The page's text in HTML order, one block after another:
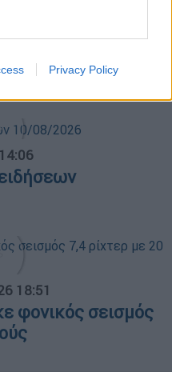
Privacy Policy
2026
18:51
φονικός σεισμός